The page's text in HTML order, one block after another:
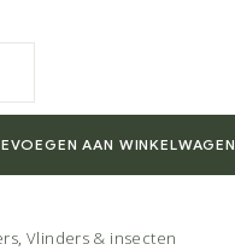
AAN WINKELWAGEN
, Vlinders & insecten